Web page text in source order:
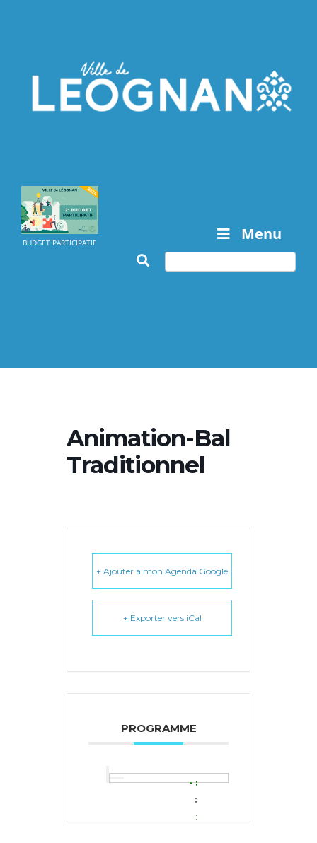
BUDGET PARTICIPATIF Menu
Animation-Bal
Traditionnel
+ Ajouter à mon Agenda Google
+ Exporter vers iCal
PROGRAMME
-